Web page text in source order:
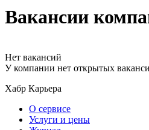
Вакансии
Нет вакансий
У компании нет открытых
Хабр Карьера
О сервисе
Услуги и цены